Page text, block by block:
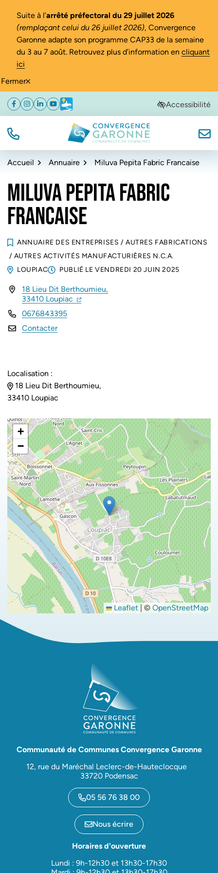
Fermer
Suite à l’arrêté préfectoral du 29 juillet 2026
(remplaçant celui du 26 juillet 2026), Convergence
Garonne adapte son programme CAP33 de la semaine
du 3 au 7 août. Retrouvez plus d’information en cliquant
ici
Aller
navigation
Aller
au
Aller
au
de
Facebook
(ouverture dans un nouvel onglet)
Instagram
(ouverture dans un nouvel onglet)
Linkedin
(ouverture dans un nouvel onglet)
YouTube
(ouverture dans un nouvel onglet)
Météo
(ouverture dans un nouvel onglet)Accessibilité
TÉL. Convergence Garonne
Accueil Annuaire Miluva Pepita Fabric Francaise
MILUVA PEPITA FABRIC
FRANCAISE
ANNUAIRE DES ENTREPRISES / AUTRES FABRICATIONS
/ AUTRES ACTIVITÉS MANUFACTURIÈRES N.C.A.
LOUPIAC
PUBLIÉ LEVENDREDI 20 JUIN 2025
INFOS UTILES
18 Lieu Dit Berthoumieu,
33410 Loupiac (ouverture dans un nouvel onglet)
(ouverture dans un nouvel onglet)
0676843395
Contacter
Localisation :
18 Lieu Dit Berthoumieu,
33410 Loupiac
+
−
Leaflet | © OpenStreetMap
Communauté de Communes Convergence Garonne
12, rue du Maréchal Leclerc-de-Hauteclocque
33720 Podensac
05 56 76 38 00
Nous écrire
Horaires d'ouverture
Lundi : 9h-12h30 et 13h30-17h30